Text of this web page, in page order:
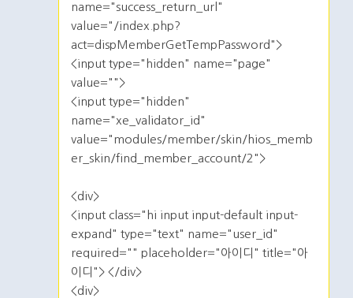
name="success_return_url"
value="/index.php?
act=dispMemberGetTempPassword">
<input type="hidden" name="page"
value="">
<input type="hidden"
name="xe_validator_id"
value="modules/member/skin/hios_memb
er_skin/find_member_account/2">
<div>
<input class="hi input input-default input-
expand" type="text" name="user_id"
required="" placeholder="아이디" title="아
이디"> </div>
<div>